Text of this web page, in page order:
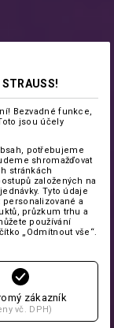
Bezvadné funkce,
jsou účely
potřebujeme
shromažďovat
stránkách
založených na
Tyto údaje
a
průzkum trhu a
používání
„Odmítnout vše“.
zákazník
vč. DPH)